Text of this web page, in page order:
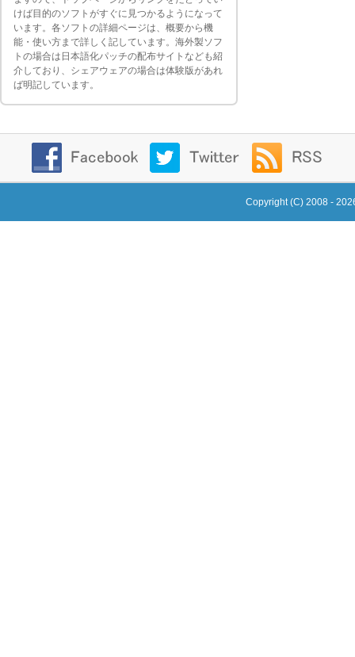
けば目的のソフトがすぐに見つかるようになって
います。各ソフトの詳細ページは、概要から機
能・使い方まで詳しく記しています。海外製ソフ
トの場合は日本語化パッチの配布サイトなども紹
介しており、シェアウェアの場合は体験版があれ
ば明記しています。
Copyright (C) 2008 -